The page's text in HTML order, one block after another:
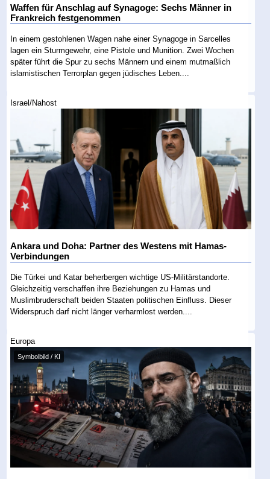
Waffen für Anschlag auf Synagoge: Sechs Männer in
Frankreich festgenommen
In einem gestohlenen Wagen nahe einer Synagoge in Sarcelles
lagen ein Sturmgewehr, eine Pistole und Munition. Zwei Wochen
später führt die Spur zu sechs Männern und einem mutmaßlich
islamistischen Terrorplan gegen jüdisches Leben....
Israel/Nahost
Ankara und Doha: Partner des Westens mit Hamas-
Verbindungen
Die Türkei und Katar beherbergen wichtige US-Militärstandorte.
Gleichzeitig verschaffen ihre Beziehungen zu Hamas und
Muslimbruderschaft beiden Staaten politischen Einfluss. Dieser
Widerspruch darf nicht länger verharmlost werden....
Europa
Symbolbild / KI